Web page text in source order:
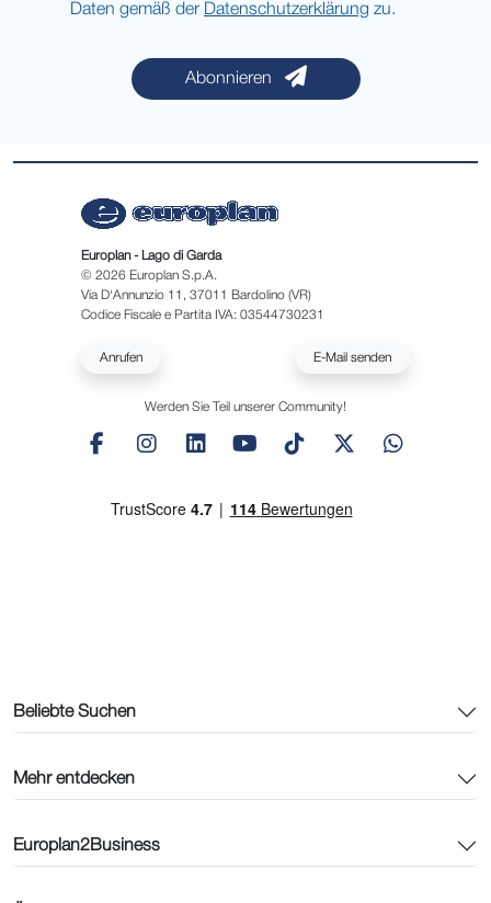
Daten gemäß der
Datenschutzerklärung zu.
Abonnieren
Beliebte Suchen
Mehr entdecken
Europlan2Business
Europlan - Lago di Garda
© 2026 Europlan S.p.A.
Via D'Annunzio 11, 37011 Bardolino (VR)
Codice Fiscale e Partita IVA: 03544730231
Anrufen E-Mail senden
Werden Sie Teil unserer Community!